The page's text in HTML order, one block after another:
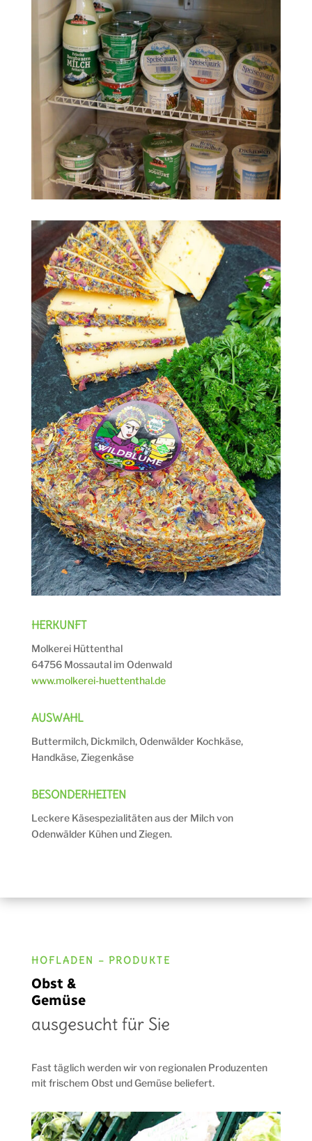
HERKUNFT
Molkerei Hüttenthal
64756 Mossautal im Odenwald
www.molkerei-huettenthal.de
AUSWAHL
Buttermilch, Dickmilch, Odenwälder Kochkäse,
Handkäse, Ziegenkäse
BESONDERHEITEN
Leckere Käsespezialitäten aus der Milch von
Odenwälder Kühen und Ziegen.
HOFLADEN – PRODUKTE
Obst &
Gemüse
ausgesucht für Sie
Fast täglich werden wir von regionalen Produzenten
mit frischem Obst und Gemüse beliefert.